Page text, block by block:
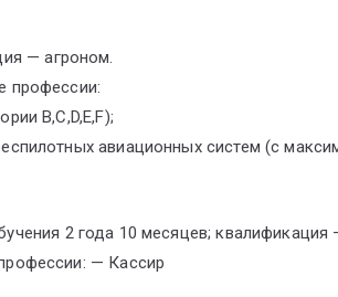
— агроном.
профессии:
В,С,D,E,F);
авиационных систем (с
2 года 10 месяцев; квалификация
— Кассир